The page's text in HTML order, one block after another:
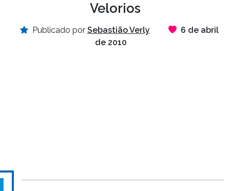
Velorios
Publicado por Sebastião Verly
6 de abril
de 2010